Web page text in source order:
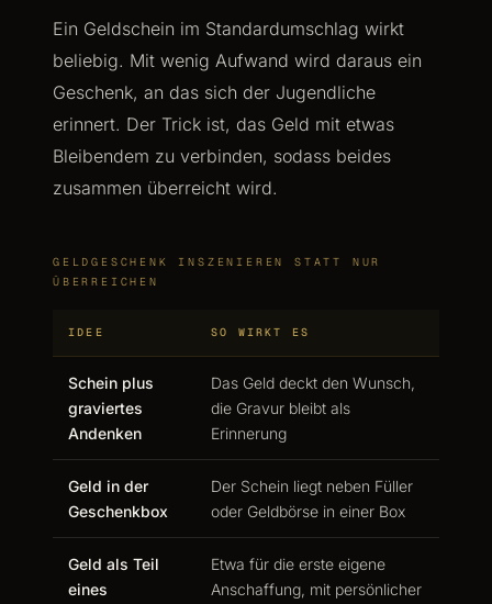
Ein Geldschein im Standardumschlag wirkt
beliebig. Mit wenig Aufwand wird daraus ein
Geschenk, an das sich der Jugendliche
erinnert. Der Trick ist, das Geld mit etwas
Bleibendem zu verbinden, sodass beides
zusammen überreicht wird.
GELDGESCHENK INSZENIEREN STATT NUR
ÜBERREICHEN
IDEE SO WIRKT ES
Schein plus
graviertes
Andenken
Das Geld deckt den Wunsch,
die Gravur bleibt als
Erinnerung
Geld in der
Geschenkbox
Der Schein liegt neben Füller
oder Geldbörse in einer Box
Geld als Teil
eines
Etwa für die erste eigene
Anschaffung, mit persönlicher